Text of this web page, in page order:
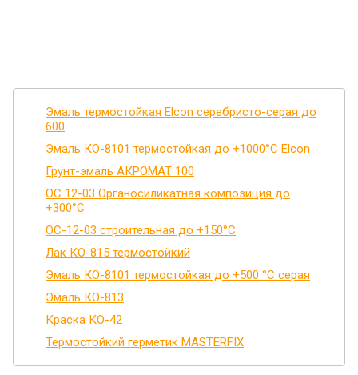
Эмаль термостойкая Elcon серебристо-серая до
600
Эмаль КО-8101 термостойкая до +1000°С Elcon
Грунт-эмаль АКРОМАТ 100
ОС 12-03 Органосиликатная композиция до
+300°С
ОС-12-03 строительная до +150°С
Лак КО-815 термостойкий
Эмаль КО-8101 термостойкая до +500 °C серая
Эмаль КО-813
Краска КО-42
Термостойкий герметик MASTERFIX